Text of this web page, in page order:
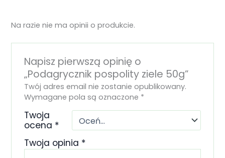
Na razie nie ma opinii o produkcie.
Napisz pierwszą opinię o
„Podagrycznik pospolity ziele 50g”
Twój adres email nie zostanie opublikowany.
Wymagane pola są oznaczone *
Twoja
ocena *
Twoja opinia *